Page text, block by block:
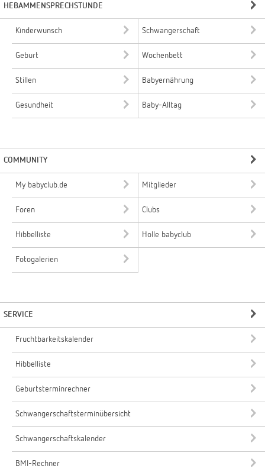
HEBAMMENSPRECHSTUNDE
Kinderwunsch Schwangerschaft
Geburt Wochenbett
Stillen Babyernährung
Gesundheit Baby-Alltag
COMMUNITY
My babyclub.de Mitglieder
Foren Clubs
Hibbelliste Holle babyclub
Fotogalerien
SERVICE
Fruchtbarkeitskalender
Hibbelliste
Geburtsterminrechner
Schwangerschaftsterminübersicht
Schwangerschaftskalender
BMI-Rechner